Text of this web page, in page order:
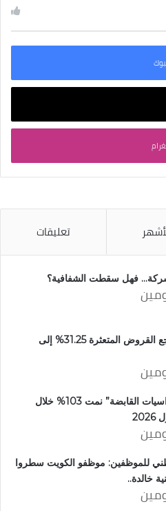
تعليقات
فهل سقطت الشفافية؟
برقان: تراجع القروض المتعثرة 31.25% إلى
إيرادات “راسيات القابضة” نمت 103% خلال
للموظفين: موظفو الكويت سطروا
خالدة..